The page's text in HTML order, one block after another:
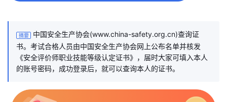
摘要
中国安全生产协会(www.china-safety.org.cn)查询证
书。考试合格人员由中国安全生产协会网上公布名单并核发
《安全评价师职业技能等级认定证书》，届时大家可填入本人
的账号密码，成功登录后，就可以查询本人的证书。